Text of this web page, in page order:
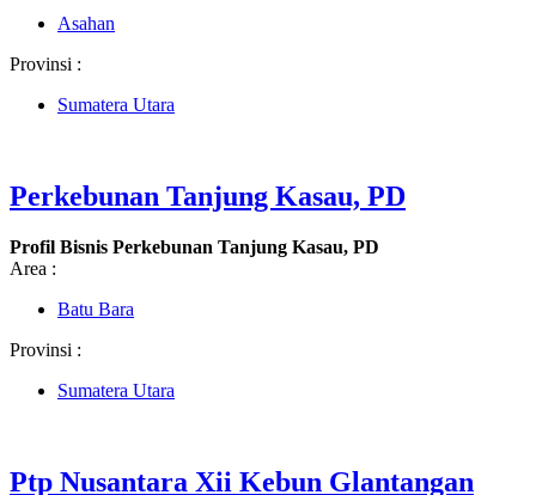
Asahan
Provinsi :
Sumatera Utara
Perkebunan Tanjung Kasau, PD
Profil Bisnis Perkebunan Tanjung Kasau, PD
Area :
Batu Bara
Provinsi :
Sumatera Utara
Ptp Nusantara Xii Kebun Glantangan